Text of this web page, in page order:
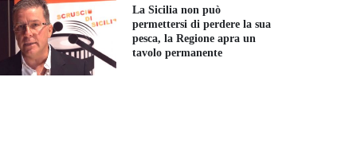
La Sicilia non può
permettersi di perdere la sua
pesca, la Regione apra un
tavolo permanente